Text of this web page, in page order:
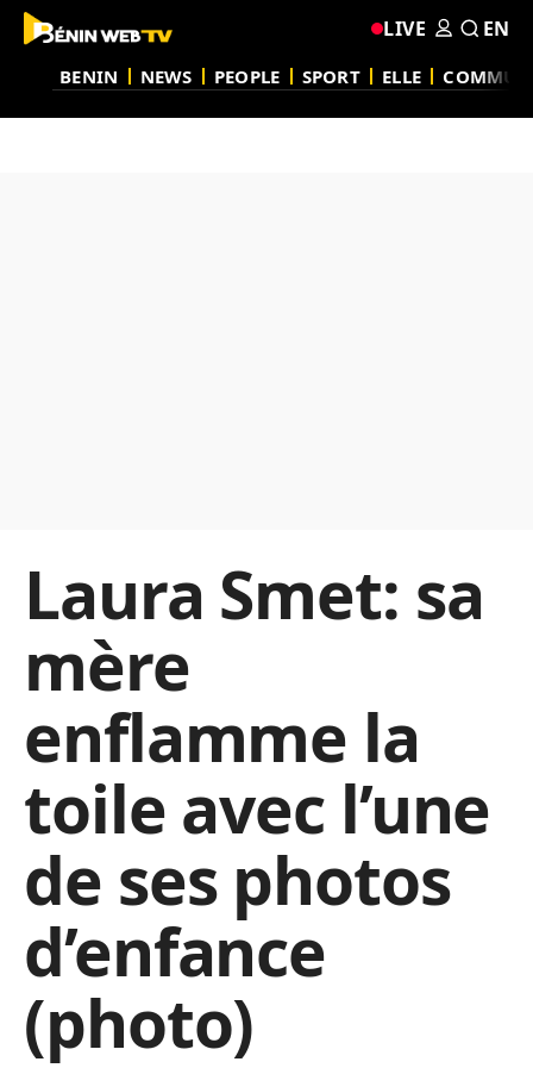
BENIN NEWS PEOPLE SPORT ELLE
LIVE EN
Laura Smet: sa
mère
enflamme la
toile avec l’une
de ses photos
d’enfance
(photo)